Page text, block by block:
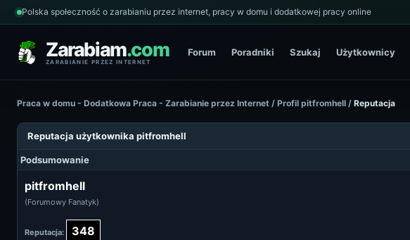
Polska społeczność o zarabianiu przez internet, pracy w domu i dodatkowej pracy online
Zarabiam.com
ZARABIANIE PRZEZ INTERNET
Forum Poradniki Szukaj Użytkownicy
Praca w domu - Dodatkowa Praca - Zarabianie przez Internet / Profil pitfromhell / Reputacja
Reputacja użytkownika pitfromhell
Podsumowanie
pitfromhell
(Forumowy Fanatyk)
Reputacja: 348